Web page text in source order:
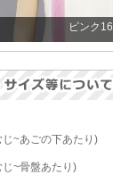
ピンク16
~あごの下あたり)
~骨盤あたり)